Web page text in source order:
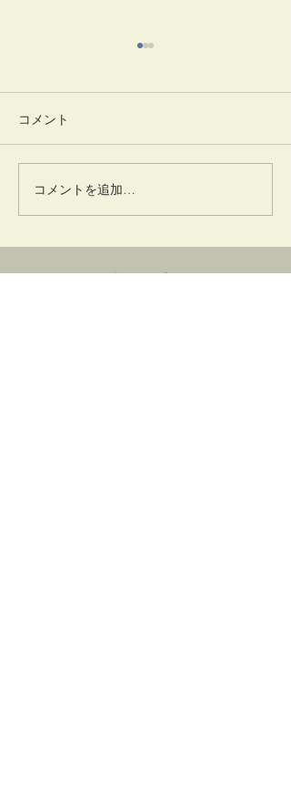
竹蒔絵溜棗
コメント
コメントを追加…